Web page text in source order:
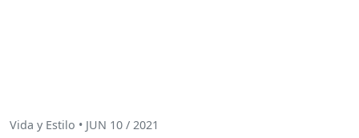
Vida y Estilo • JUN 10 / 2021